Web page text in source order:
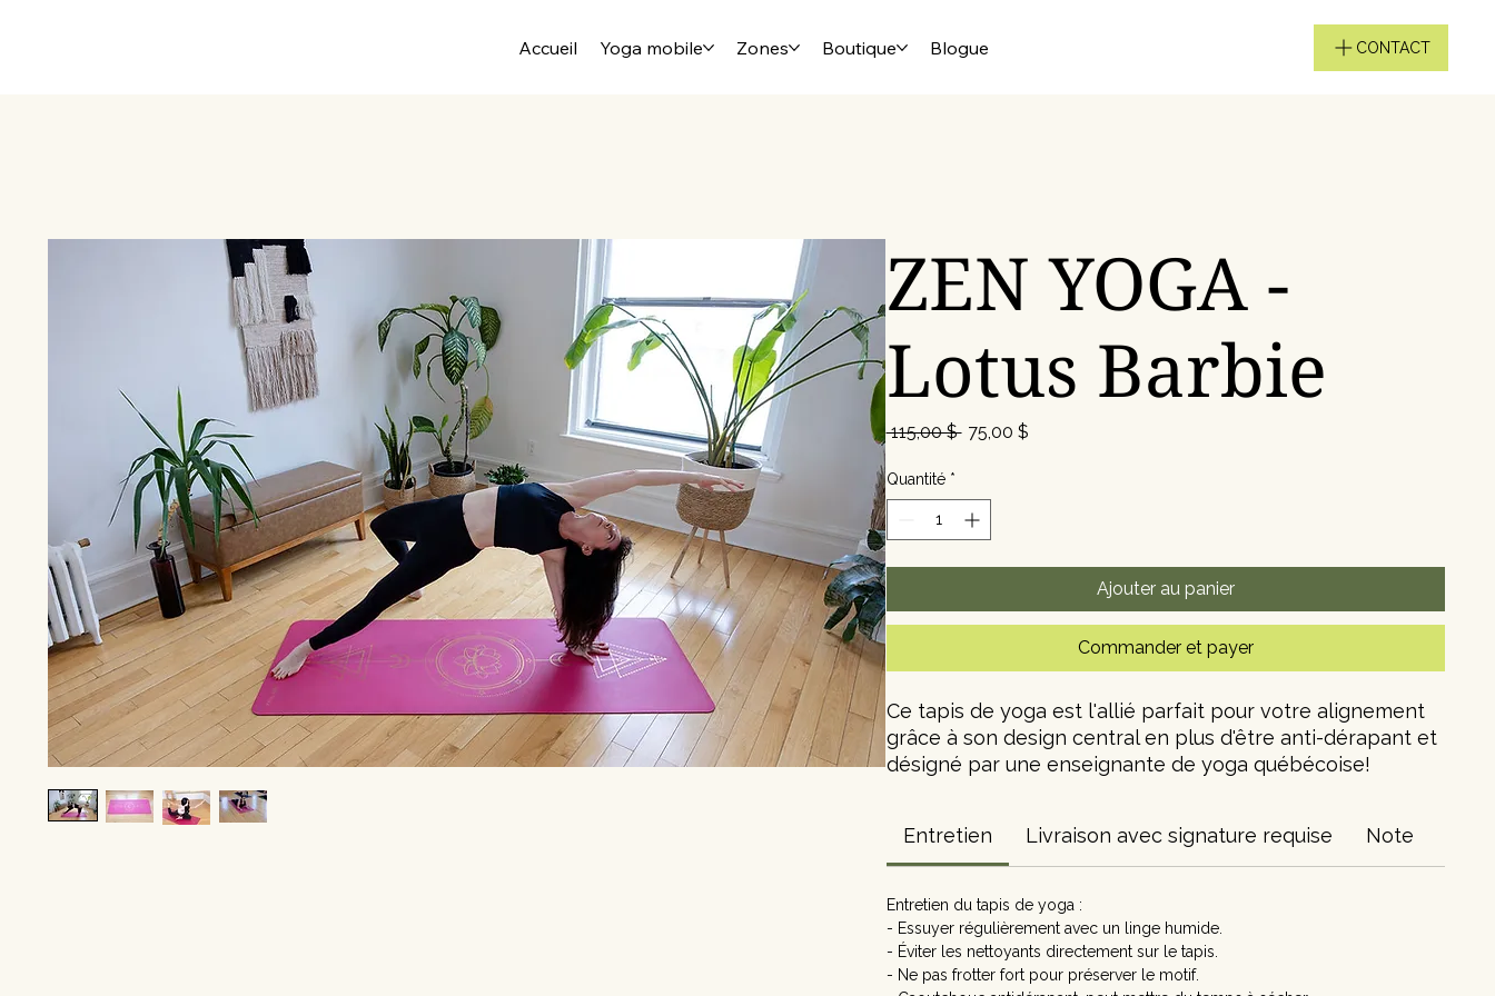
Accueil Yoga mobile Zones Boutique Blogue CONTACT
ZEN YOGA -
Lotus Barbie
115,00 $ Prix
75,00 $Prix
Quantité *
Ajouter au panier
Commander et payer
Ce tapis de yoga est l'allié parfait pour votre alignement
grâce à son design central en plus d'être anti-dérapant et
désigné par une enseignante de yoga québécoise!
Taille : 183 cm par 68 cm
Épaisseur : 4 mm
Poids : 2,6 kg
Entretien Livraison avec signature requise Note
Entretien du tapis de yoga :
- Essuyer régulièrement avec un linge humide.
- Éviter les nettoyants directement sur le tapis.
- Ne pas frotter fort pour préserver le motif.